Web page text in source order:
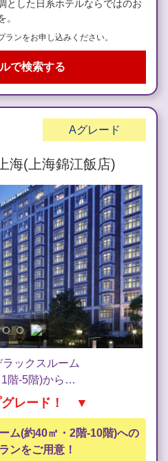
とした日系ホテルならではのお
。
ンをお申し込みください。
で検索する
Aグレード
海(上海錦江飯店)
ックスルーム
1階-5階)から…
レード！ ▼
ム(約40㎡・2階-10階)への
ンをご用意！